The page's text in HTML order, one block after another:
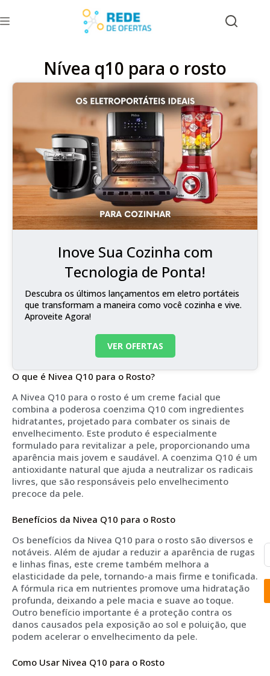
Nívea q10 para o rosto
Inove Sua Cozinha com
Tecnologia de Ponta!
Descubra os últimos lançamentos em eletro portáteis
que transformam a maneira como você cozinha e vive.
Aproveite Agora!
VER OFERTAS
O que é Nivea Q10 para o Rosto?
A Nivea Q10 para o rosto é um creme facial que
combina a poderosa coenzima Q10 com ingredientes
hidratantes, projetado para combater os sinais de
envelhecimento. Este produto é especialmente
formulado para revitalizar a pele, proporcionando uma
aparência mais jovem e saudável. A coenzima Q10 é um
antioxidante natural que ajuda a neutralizar os radicais
livres, que são responsáveis pelo envelhecimento
precoce da pele.
Benefícios da Nivea Q10 para o Rosto
Os benefícios da Nivea Q10 para o rosto são diversos e
notáveis. Além de ajudar a reduzir a aparência de rugas
e linhas finas, este creme também melhora a
elasticidade da pele, tornando-a mais firme e tonificada.
A fórmula rica em nutrientes promove uma hidratação
profunda, deixando a pele macia e suave ao toque.
Outro benefício importante é a proteção contra os
danos causados pela exposição ao sol e poluição, que
podem acelerar o envelhecimento da pele.
Como Usar Nivea Q10 para o Rosto